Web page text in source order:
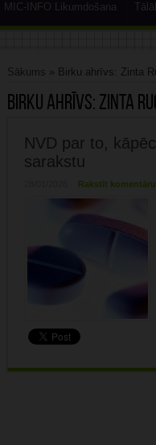
MIC-INFO Likumdošana
Sākums » Birku ahrīvs: Zinta
Birku ahrīvs: Zinta
NVD par to,
sarakstu
Rakstīt komentāru